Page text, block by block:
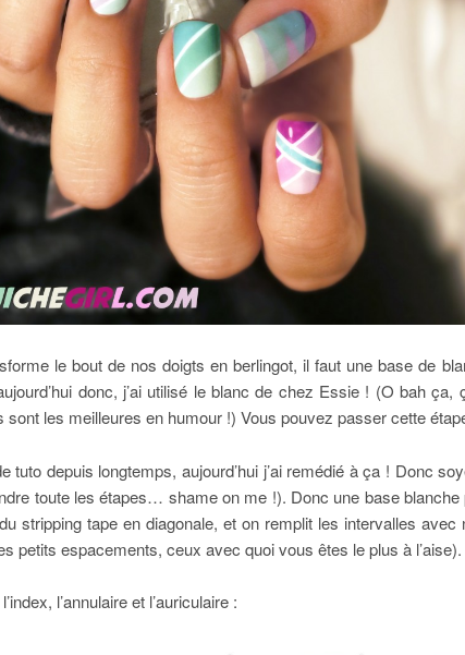
le bout de nos doigts en berlingot, il faut une base de
donc, j’ai utilisé le blanc de chez Essie ! (O bah
les meilleures en humour !) Vous pouvez passer cette
depuis longtemps, aujourd’hui j’ai remédié à ça ! Donc
toute les étapes… shame on me !). Donc une base
stripping tape en diagonale, et on remplit les intervalles
petits espacements, ceux avec quoi vous êtes le plus à l’aise).
l’annulaire et l’auriculaire :